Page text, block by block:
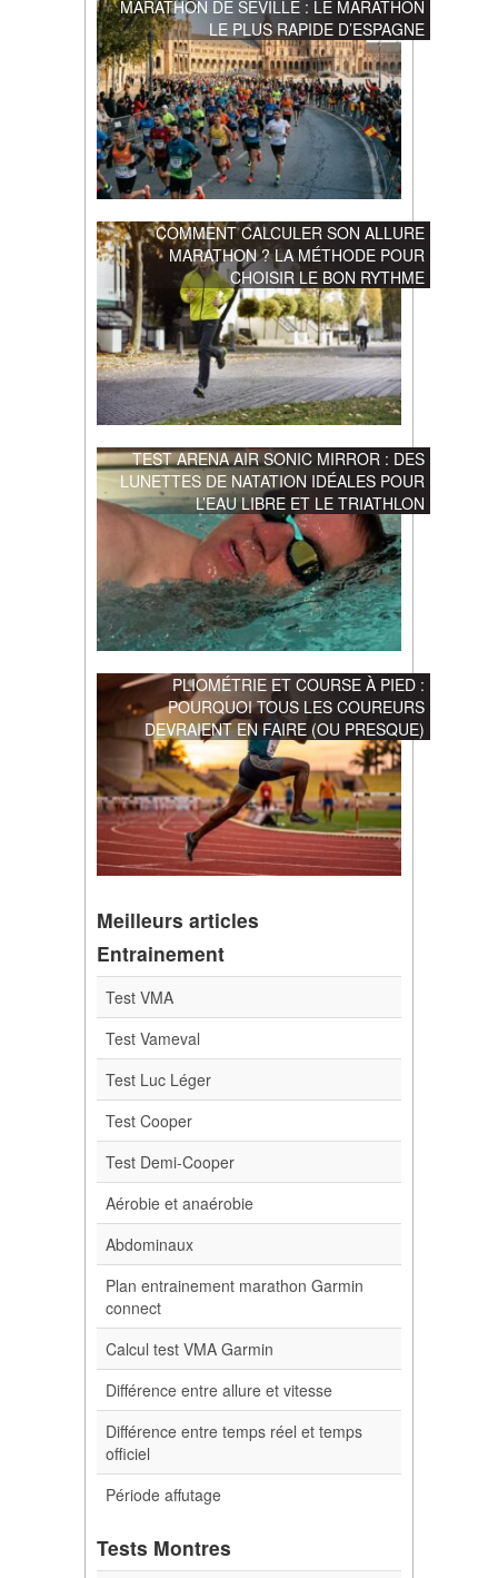
MARATHON DE SÉVILLE : LE MARATHON
LE PLUS RAPIDE D’ESPAGNE
COMMENT CALCULER SON ALLURE
MARATHON ? LA MÉTHODE POUR
CHOISIR LE BON RYTHME
TEST ARENA AIR SONIC MIRROR : DES
LUNETTES DE NATATION IDÉALES POUR
L’EAU LIBRE ET LE TRIATHLON
PLIOMÉTRIE ET COURSE À PIED :
POURQUOI TOUS LES COUREURS
DEVRAIENT EN FAIRE (OU PRESQUE)
Meilleurs articles
Entrainement
Test VMA
Test Vameval
Test Luc Léger
Test Cooper
Test Demi-Cooper
Aérobie et anaérobie
Abdominaux
Plan entrainement marathon Garmin
connect
Calcul test VMA Garmin
Différence entre allure et vitesse
Différence entre temps réel et temps
officiel
Période affutage
Tests Montres